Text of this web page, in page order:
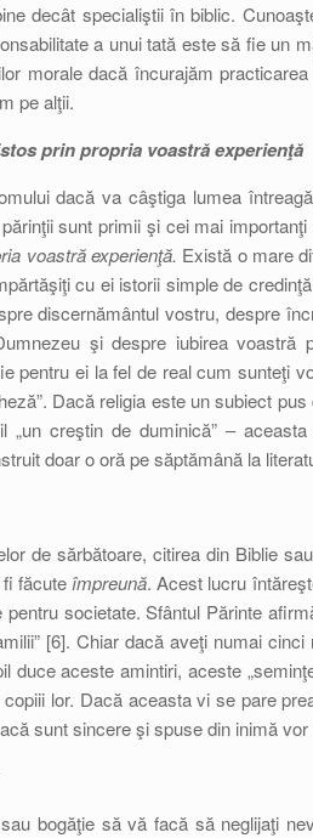
decât specialiştii în biblic.
a unui tată este să fie un
morale dacă încurajăm
pe alţii.
prin propria voastră experienţă
dacă va câştiga lumea
sunt primii şi cei mai
voastră experienţă. Există o mare
cu ei istorii simple de
discernământul vostru, despre
şi despre iubirea
pentru ei la fel de real cum sunteţi
Dacă religia este un subiect
„un creştin de duminică” –
doar o oră pe săptămână la
de sărbătoare, citirea din Biblie
făcute împreună. Acest lucru
societate. Sfântul Părinte
[6]. Chiar dacă aveţi numai
duce aceste amintiri, aceste
lor. Dacă aceasta vi se pare
sunt sincere şi spuse din inimă vor
bogăţie să vă facă să neglijaţi